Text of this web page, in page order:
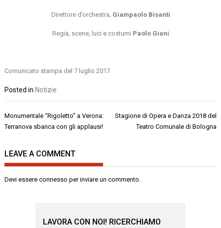
Direttore d’orchestra, Giampaolo Bisanti
Regia, scene, luci e costumi Paolo Giani
Comunicato stampa del 7 luglio 2017
Posted in Notizie
Navigazione
articoli
Monumentale “Rigoletto” a Verona:
Terranova sbanca con gli applausi!
Stagione di Opera e Danza 2018 del
Teatro Comunale di Bologna
LEAVE A COMMENT
Devi essereconnesso per inviare un commento.
LAVORA CON NOI! RICERCHIAMO